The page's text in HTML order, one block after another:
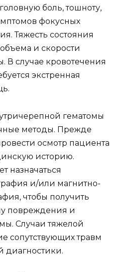
боль, тошноту,
фокусных
Тяжесть состояния
и скорости
В случае кровотечения
экстренная
гематомы
методы. Прежде
осмотр пациента
историю.
назначаться
и/или магнитно-
чтобы получить
повреждения и
Случаи тяжелой
сопутствующих травм
диагностики.